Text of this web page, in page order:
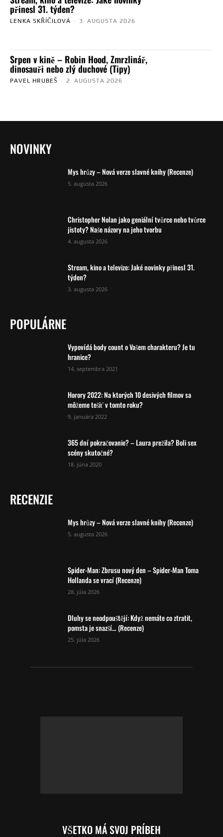
přinesl 31. týden?
LENKA SKŘÍČILOVÁ - 3. AUGUSTA 2026
Srpen v kině – Robin Hood, Zmrzlinář,
dinosauři nebo zlý duchové (Tipy)
PAVEL HRUBEŠ - 2. AUGUSTA 2026
NOVINKY
Mys hrůzy – Nová verze slavné knihy (Recenze)
5. augusta 2026
Christopher Nolan jako geniální tvůrce nebo tvůrce
jistoty? Naše názory na jeho tvorbu
4. augusta 2026
Stream, kino a televize: Jaké novinky přinesl 31.
týden?
3. augusta 2026
POPULÁRNE
Vypovídá body count o Vašem charakteru? Je tu
hranice?
14. septembra 2021
Horory 2022: Na ktorých 10 desivých filmov sa
môžeme tešiť v tomto roku?
9. januára 2022
365 dní pokračovanie? – Laura prežila? Boli sex
scény skutočné?
18. júna 2020
RECENZIE
Mys hrůzy – Nová verze slavné knihy (Recenze)
5. augusta 2026
Spider-Man: Zbrusu nový den – Spider-Man Toma
Hollanda se vrací (Recenze)
28. júla 2026
Dluhy se neodpouštějí: Když nemáte co ztratit,
pomsta je snazší… (Recenze)
25. júla 2026
VŠETKO MÁ SVOJ PRÍBEH